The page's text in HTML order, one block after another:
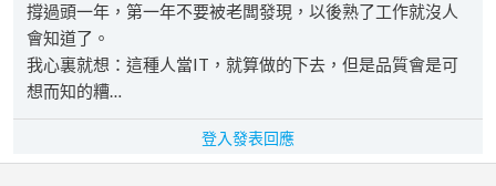
撐過頭一年，第一年不要被老闆發現，以後熟了工作就沒人
會知道了。
我心裏就想：這種人當IT，就算做的下去，但是品質會是可
想而知的糟…
登入發表回應